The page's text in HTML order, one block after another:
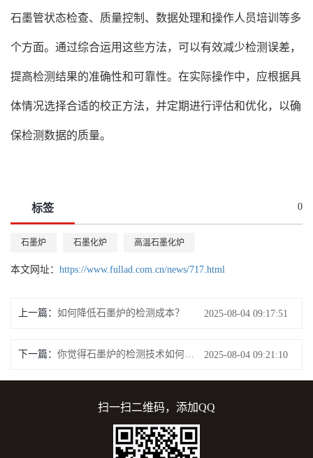
石墨管状态检查、质量控制、数据处理和操作人员培训等多
个方面。通过综合运用这些方法，可以有效减少检测误差，
提高检测结果的准确性和可靠性。在实际操作中，应根据具
体情况选择合适的校正方法，并定期进行评估和优化，以确
保检测数据的质量。
标签 0
石墨炉 石墨化炉 高温石墨化炉
本文网址： https://www.fullad.com.cn/news/717.html
上一篇： 如何降低石墨炉的检测成本？ 2025-08-04 09:17:51
下一篇： 2025-08-04 09:21:10
扫一扫二维码，添加QQ